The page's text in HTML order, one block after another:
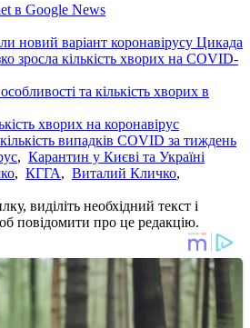
в Google News
новий варіант коронавірусу Цикада
зросла кількість хворих на COVID-
та кількість хворих в
хворих на коронавірус
випадків COVID за тиждень
, Карантин у Києві та Україні
, КГГА, Виталий Кличко,
виділіть необхідний текст і
повідомити про це редакцію.